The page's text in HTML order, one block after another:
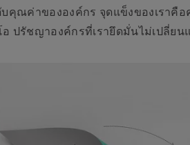
บคุณค่าขององค์กร จุดแข็งของเราคื
ปรัชญาองค์กรที่เรายึดมั่นไม่เปลี่ยน